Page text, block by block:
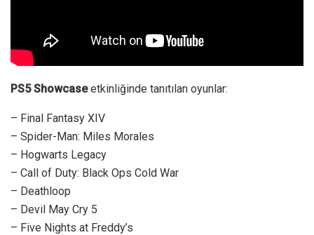
PS5 Showcaseetkinliğinde tanıtılan oyunlar:
– Final Fantasy XIV
– Spider-Man: Miles Morales
– Hogwarts Legacy
– Call of Duty: Black Ops Cold War
– Deathloop
– Devil May Cry 5
– Five Nights at Freddy’s